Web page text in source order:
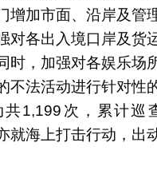
增加市面、沿岸及管
对各出入境口岸及货
时，加强对各娱乐场
不法活动进行针对性
1,199次，累计巡
就海上打击行动，出